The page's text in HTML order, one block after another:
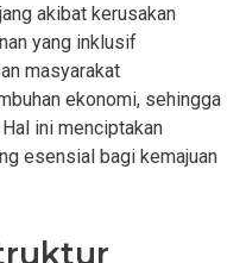
akibat kerusakan
yang inklusif
masyarakat
ekonomi, sehingga
ini menciptakan
esensial bagi kemajuan